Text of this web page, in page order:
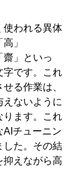
使われる異体
」
」といっ
字です。これ
る作業は、
ないように
ります。これ
AIチューニン
した。その結
抑えながら高